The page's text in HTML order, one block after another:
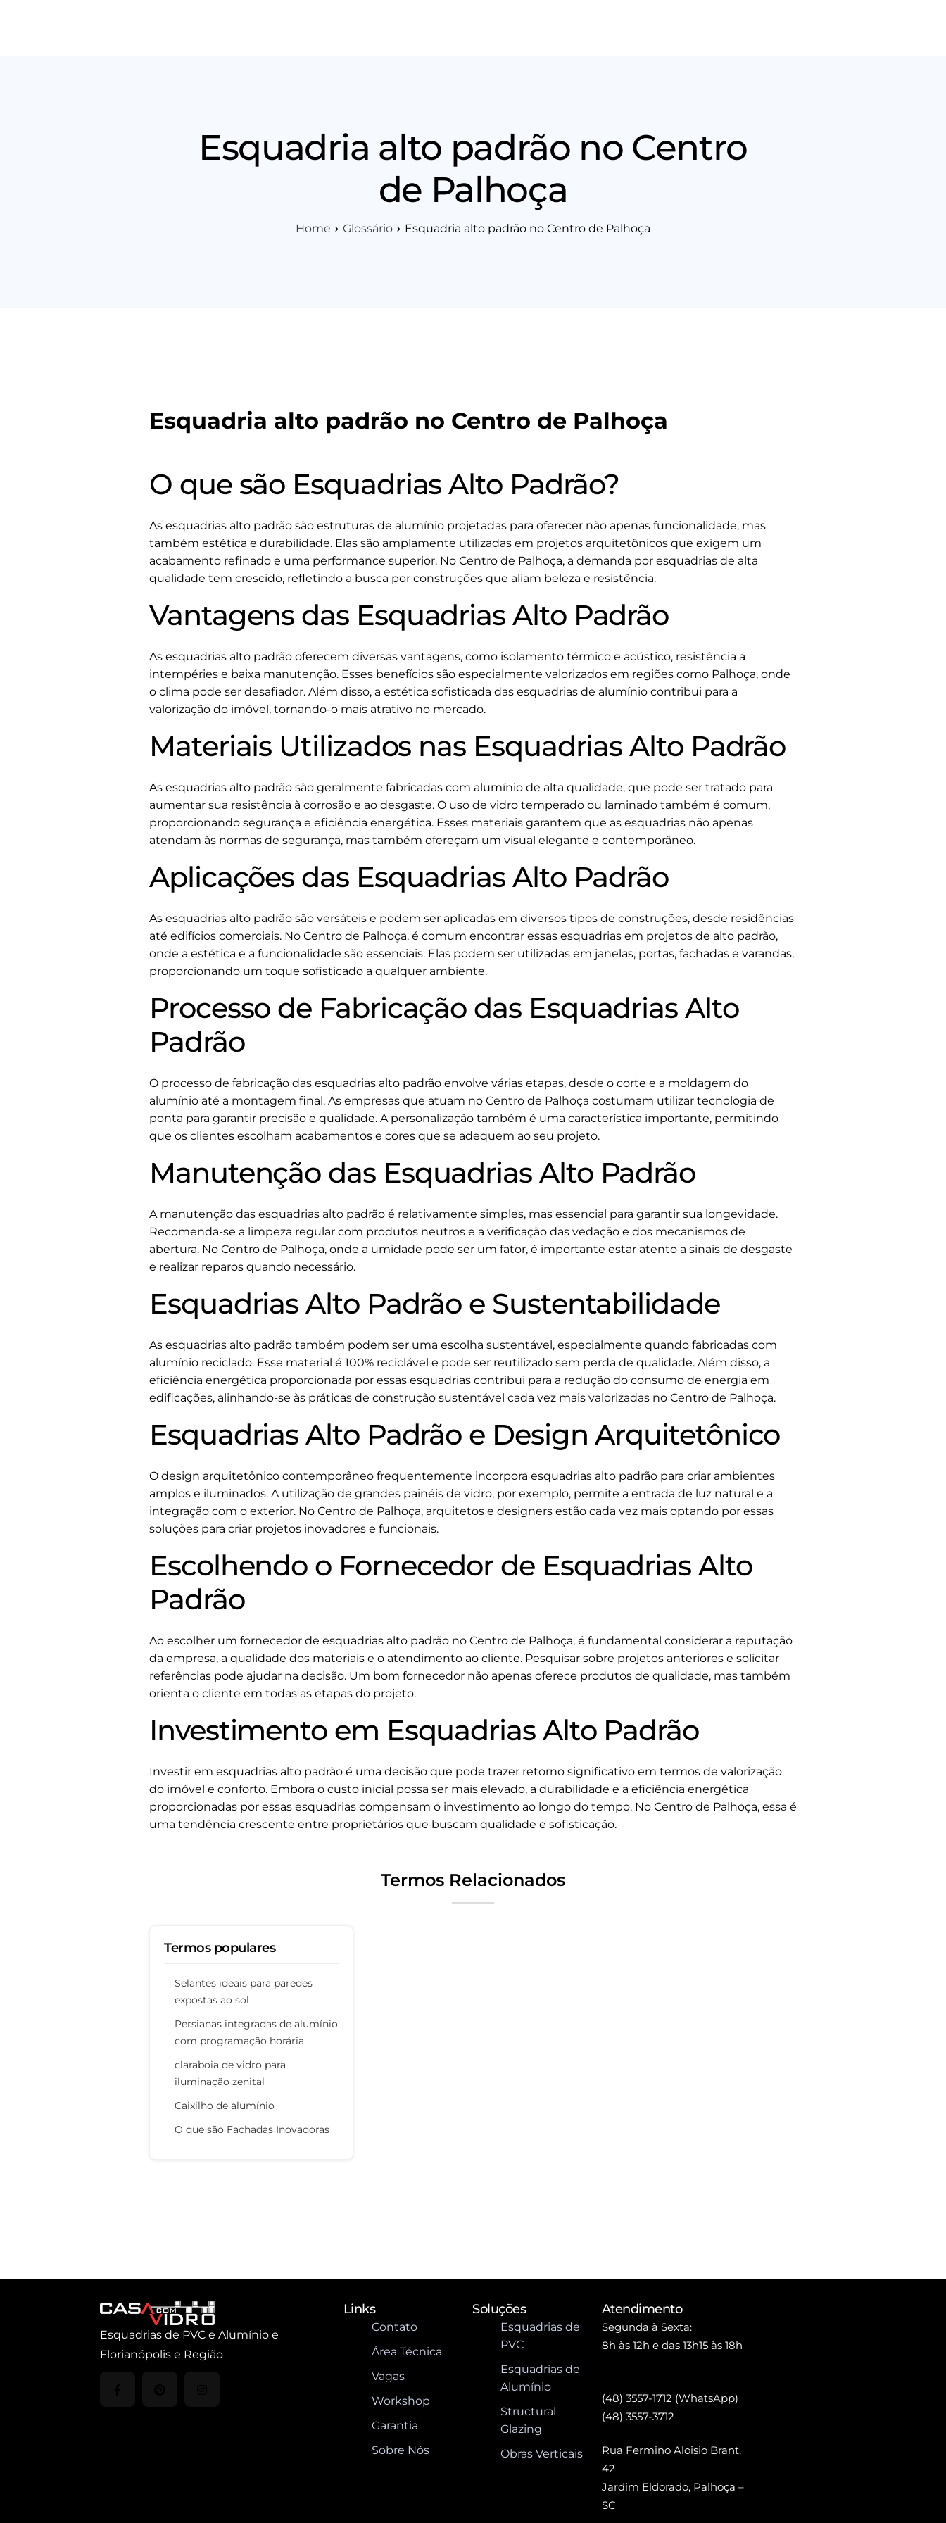
Esquadria alto padrão no Centro
de Palhoça
Home Glossário Esquadria alto padrão no Centro de Palhoça
Esquadria alto padrão no Centro de Palhoça
O que são Esquadrias Alto Padrão?
As esquadrias alto padrão são estruturas de alumínio projetadas para oferecer não apenas funcionalidade, mas
também estética e durabilidade. Elas são amplamente utilizadas em projetos arquitetônicos que exigem um
acabamento refinado e uma performance superior. No Centro de Palhoça, a demanda por esquadrias de alta
qualidade tem crescido, refletindo a busca por construções que aliam beleza e resistência.
Vantagens das Esquadrias Alto Padrão
As esquadrias alto padrão oferecem diversas vantagens, como isolamento térmico e acústico, resistência a
intempéries e baixa manutenção. Esses benefícios são especialmente valorizados em regiões como Palhoça, onde
o clima pode ser desafiador. Além disso, a estética sofisticada das esquadrias de alumínio contribui para a
valorização do imóvel, tornando-o mais atrativo no mercado.
Materiais Utilizados nas Esquadrias Alto Padrão
As esquadrias alto padrão são geralmente fabricadas com alumínio de alta qualidade, que pode ser tratado para
aumentar sua resistência à corrosão e ao desgaste. O uso de vidro temperado ou laminado também é comum,
proporcionando segurança e eficiência energética. Esses materiais garantem que as esquadrias não apenas
atendam às normas de segurança, mas também ofereçam um visual elegante e contemporâneo.
Aplicações das Esquadrias Alto Padrão
As esquadrias alto padrão são versáteis e podem ser aplicadas em diversos tipos de construções, desde residências
até edifícios comerciais. No Centro de Palhoça, é comum encontrar essas esquadrias em projetos de alto padrão,
onde a estética e a funcionalidade são essenciais. Elas podem ser utilizadas em janelas, portas, fachadas e varandas,
proporcionando um toque sofisticado a qualquer ambiente.
Processo de Fabricação das Esquadrias Alto
Padrão
O processo de fabricação das esquadrias alto padrão envolve várias etapas, desde o corte e a moldagem do
alumínio até a montagem final. As empresas que atuam no Centro de Palhoça costumam utilizar tecnologia de
ponta para garantir precisão e qualidade. A personalização também é uma característica importante, permitindo
que os clientes escolham acabamentos e cores que se adequem ao seu projeto.
Manutenção das Esquadrias Alto Padrão
A manutenção das esquadrias alto padrão é relativamente simples, mas essencial para garantir sua longevidade.
Recomenda-se a limpeza regular com produtos neutros e a verificação das vedação e dos mecanismos de
abertura. No Centro de Palhoça, onde a umidade pode ser um fator, é importante estar atento a sinais de desgaste
e realizar reparos quando necessário.
Esquadrias Alto Padrão e Sustentabilidade
As esquadrias alto padrão também podem ser uma escolha sustentável, especialmente quando fabricadas com
alumínio reciclado. Esse material é 100% reciclável e pode ser reutilizado sem perda de qualidade. Além disso, a
eficiência energética proporcionada por essas esquadrias contribui para a redução do consumo de energia em
edificações, alinhando-se às práticas de construção sustentável cada vez mais valorizadas no Centro de Palhoça.
Esquadrias Alto Padrão e Design Arquitetônico
O design arquitetônico contemporâneo frequentemente incorpora esquadrias alto padrão para criar ambientes
amplos e iluminados. A utilização de grandes painéis de vidro, por exemplo, permite a entrada de luz natural e a
integração com o exterior. No Centro de Palhoça, arquitetos e designers estão cada vez mais optando por essas
soluções para criar projetos inovadores e funcionais.
Escolhendo o Fornecedor de Esquadrias Alto
Padrão
Ao escolher um fornecedor de esquadrias alto padrão no Centro de Palhoça, é fundamental considerar a reputação
da empresa, a qualidade dos materiais e o atendimento ao cliente. Pesquisar sobre projetos anteriores e solicitar
referências pode ajudar na decisão. Um bom fornecedor não apenas oferece produtos de qualidade, mas também
orienta o cliente em todas as etapas do projeto.
Investimento em Esquadrias Alto Padrão
Investir em esquadrias alto padrão é uma decisão que pode trazer retorno significativo em termos de valorização
do imóvel e conforto. Embora o custo inicial possa ser mais elevado, a durabilidade e a eficiência energética
proporcionadas por essas esquadrias compensam o investimento ao longo do tempo. No Centro de Palhoça, essa é
uma tendência crescente entre proprietários que buscam qualidade e sofisticação.
Termos Relacionados
Termos populares
Selantes ideais para paredes
expostas ao sol
Persianas integradas de alumínio
com programação horária
claraboia de vidro para
iluminação zenital
Caixilho de alumínio
O que são Fachadas Inovadoras
Esquadrias de PVC e Alumínio e
Florianópolis e Região
Links
Contato
Área Técnica
Vagas
Workshop
Garantia
Sobre Nós
Soluções
Esquadrias de
PVC
Esquadrias de
Alumínio
Structural
Glazing
Obras Verticais
Atendimento
Segunda à Sexta:
8h às 12h e das 13h15 às 18h
(48) 3557-1712 (WhatsApp)
(48) 3557-3712
Rua Fermino Aloisio Brant,
42
Jardim Eldorado, Palhoça –
SC